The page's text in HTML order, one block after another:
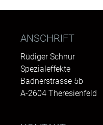
ANSCHRIFT
Rüdiger Schnur
Spezialeffekte
Badnerstrasse 5b
A-2604 Theresienfeld